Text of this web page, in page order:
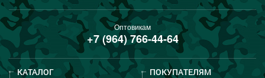
Оптовикам
+7 (964) 766-44-64
КАТАЛОГ ПОКУПАТЕЛЯМ